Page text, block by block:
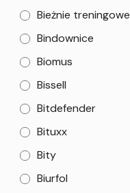
Bieżnie treningowe
Bindownice
Biomus
Bissell
Bitdefender
Bituxx
Bity
Biurfol